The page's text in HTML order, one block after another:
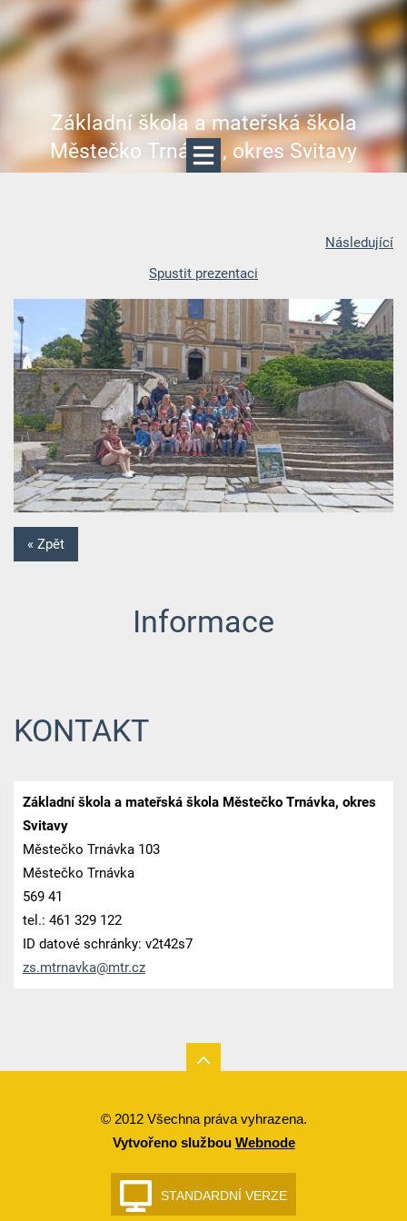
Základní škola a mateřská škola
Městečko Trnávka, okres Svitavy
Následující
Spustit prezentaci
« Zpět
Informace
KONTAKT
Základní škola a mateřská škola Městečko Trnávka, okres
Svitavy
Městečko Trnávka 103
Městečko Trnávka
569 41
tel.: 461 329 122
ID datové schránky: v2t42s7
zs.mtrnavka@mtr.cz
© 2012 Všechna práva vyhrazena.
Vytvořeno službou Webnode
STANDARDNÍ VERZE